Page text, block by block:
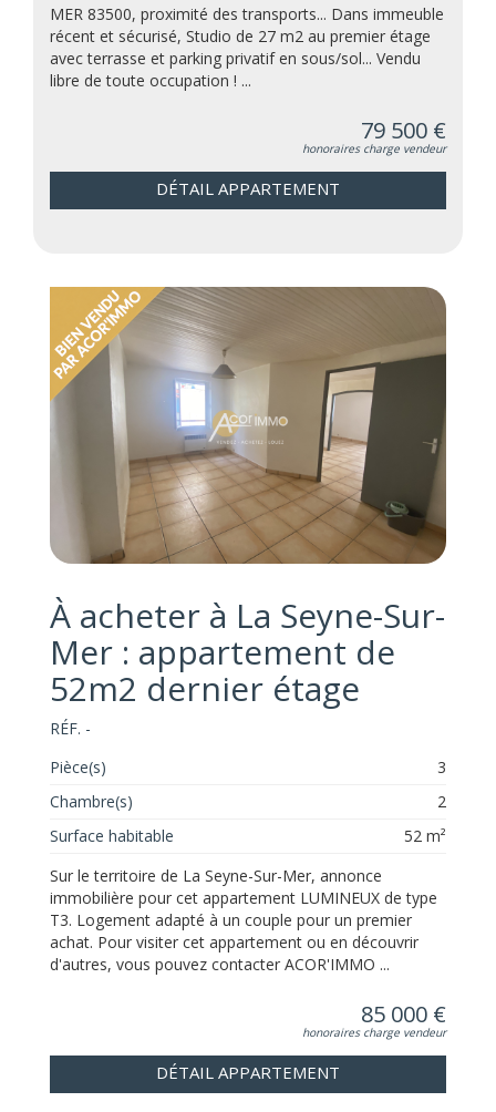
MER 83500, proximité des transports... Dans immeuble
récent et sécurisé, Studio de 27 m2 au premier étage
avec terrasse et parking privatif en sous/sol... Vendu
libre de toute occupation ! ...
79 500 €
honoraires charge vendeur
DÉTAIL APPARTEMENT
À acheter à La Seyne-Sur-
Mer : appartement de
52m2 dernier étage
RÉF. -
Pièce(s)
3
Chambre(s)
2
Surface habitable
52 m²
Sur le territoire de La Seyne-Sur-Mer, annonce
immobilière pour cet appartement LUMINEUX de type
T3. Logement adapté à un couple pour un premier
achat. Pour visiter cet appartement ou en découvrir
d'autres, vous pouvez contacter ACOR'IMMO ...
85 000 €
honoraires charge vendeur
DÉTAIL APPARTEMENT